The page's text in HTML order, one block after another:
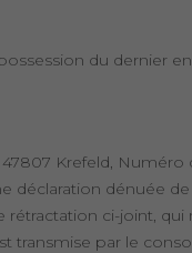
du dernier
Krefeld,
déclaration dénuée
ci-joint,
transmise par le